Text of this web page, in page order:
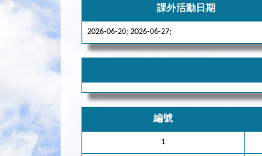
課外活動日期
2026-06-20; 2026-06-27;
編號
1